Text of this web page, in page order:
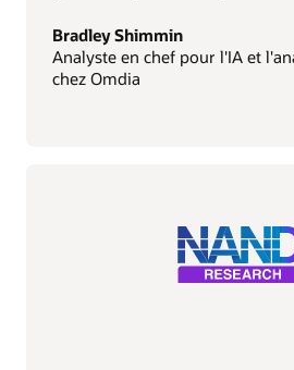
Bradley Shimmin
Analyste en chef pour l'IA et
chez Omdia